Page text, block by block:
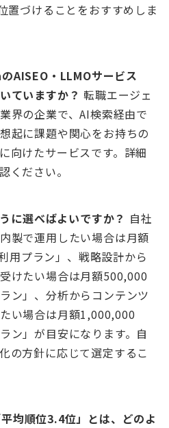
置づけることをおすすめしま
AISEO・LLMOサービス
ていますか？ 転職エージェ
界の企業で、AI検索経由で
起に課題や関心をお持ちの
向けたサービスです。詳細
ください。
に選べばよいですか？ 自社
製で運用したい場合は月額
用プラン」、戦略設計から
けたい場合は月額500,000
ン」、分析からコンテンツ
い場合は月額1,000,000
ン」が目安になります。自
の方針に応じて選定するこ
均順位3.4位」とは、どのよ